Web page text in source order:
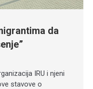
da
IRU i njeni
stavove o